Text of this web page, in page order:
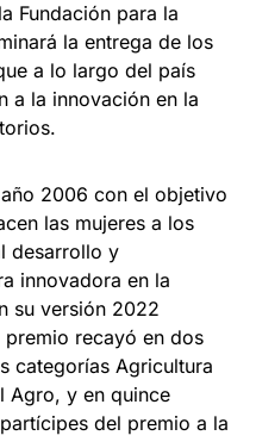
Fundación para la
la entrega de los
a lo largo del país
a la innovación en la
2006 con el objetivo
las mujeres a los
desarrollo y
innovadora en la
su versión 2022
recayó en dos
categorías Agricultura
Agro, y en quince
del premio a la